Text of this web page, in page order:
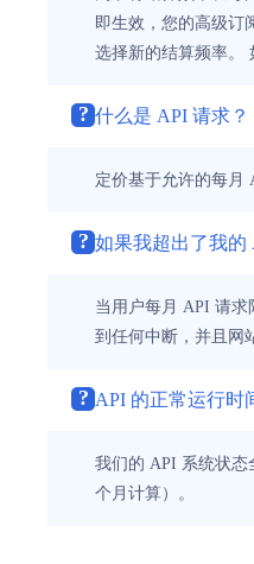
即生效，您的高级订
选择新的结算频率。
? 什么是 API 请求？
定价基于允许的每月
? 如果我超出了我的
当用户每月 API 请求
到任何中断，并且网
? API 的正常运行时
我们的 API 系统状态
个月计算）。